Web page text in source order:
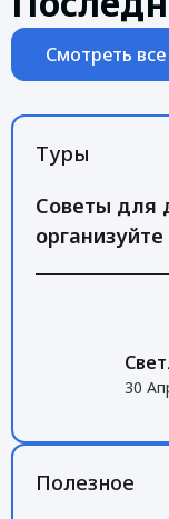
Смотреть
Туры
Советы для
30
Полезное